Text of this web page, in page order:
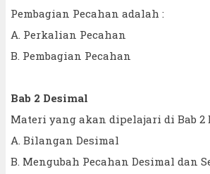
Pembagian Pecahan adalah :
A. Perkalian Pecahan
B. Pembagian Pecahan
Bab 2 Desimal
Materi yang akan dipelajari di Bab 2
A. Bilangan Desimal
B. Mengubah Pecahan Desimal dan